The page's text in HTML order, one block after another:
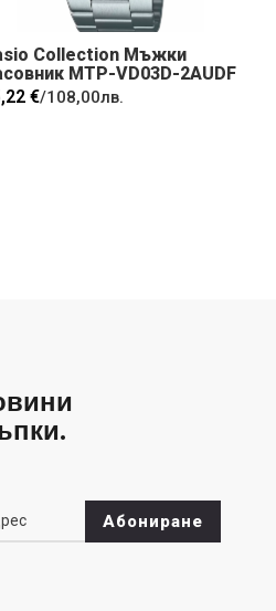
Collection Мъжки
MTP-VD03D-2AUDF
€/108,00лв.
Абониране